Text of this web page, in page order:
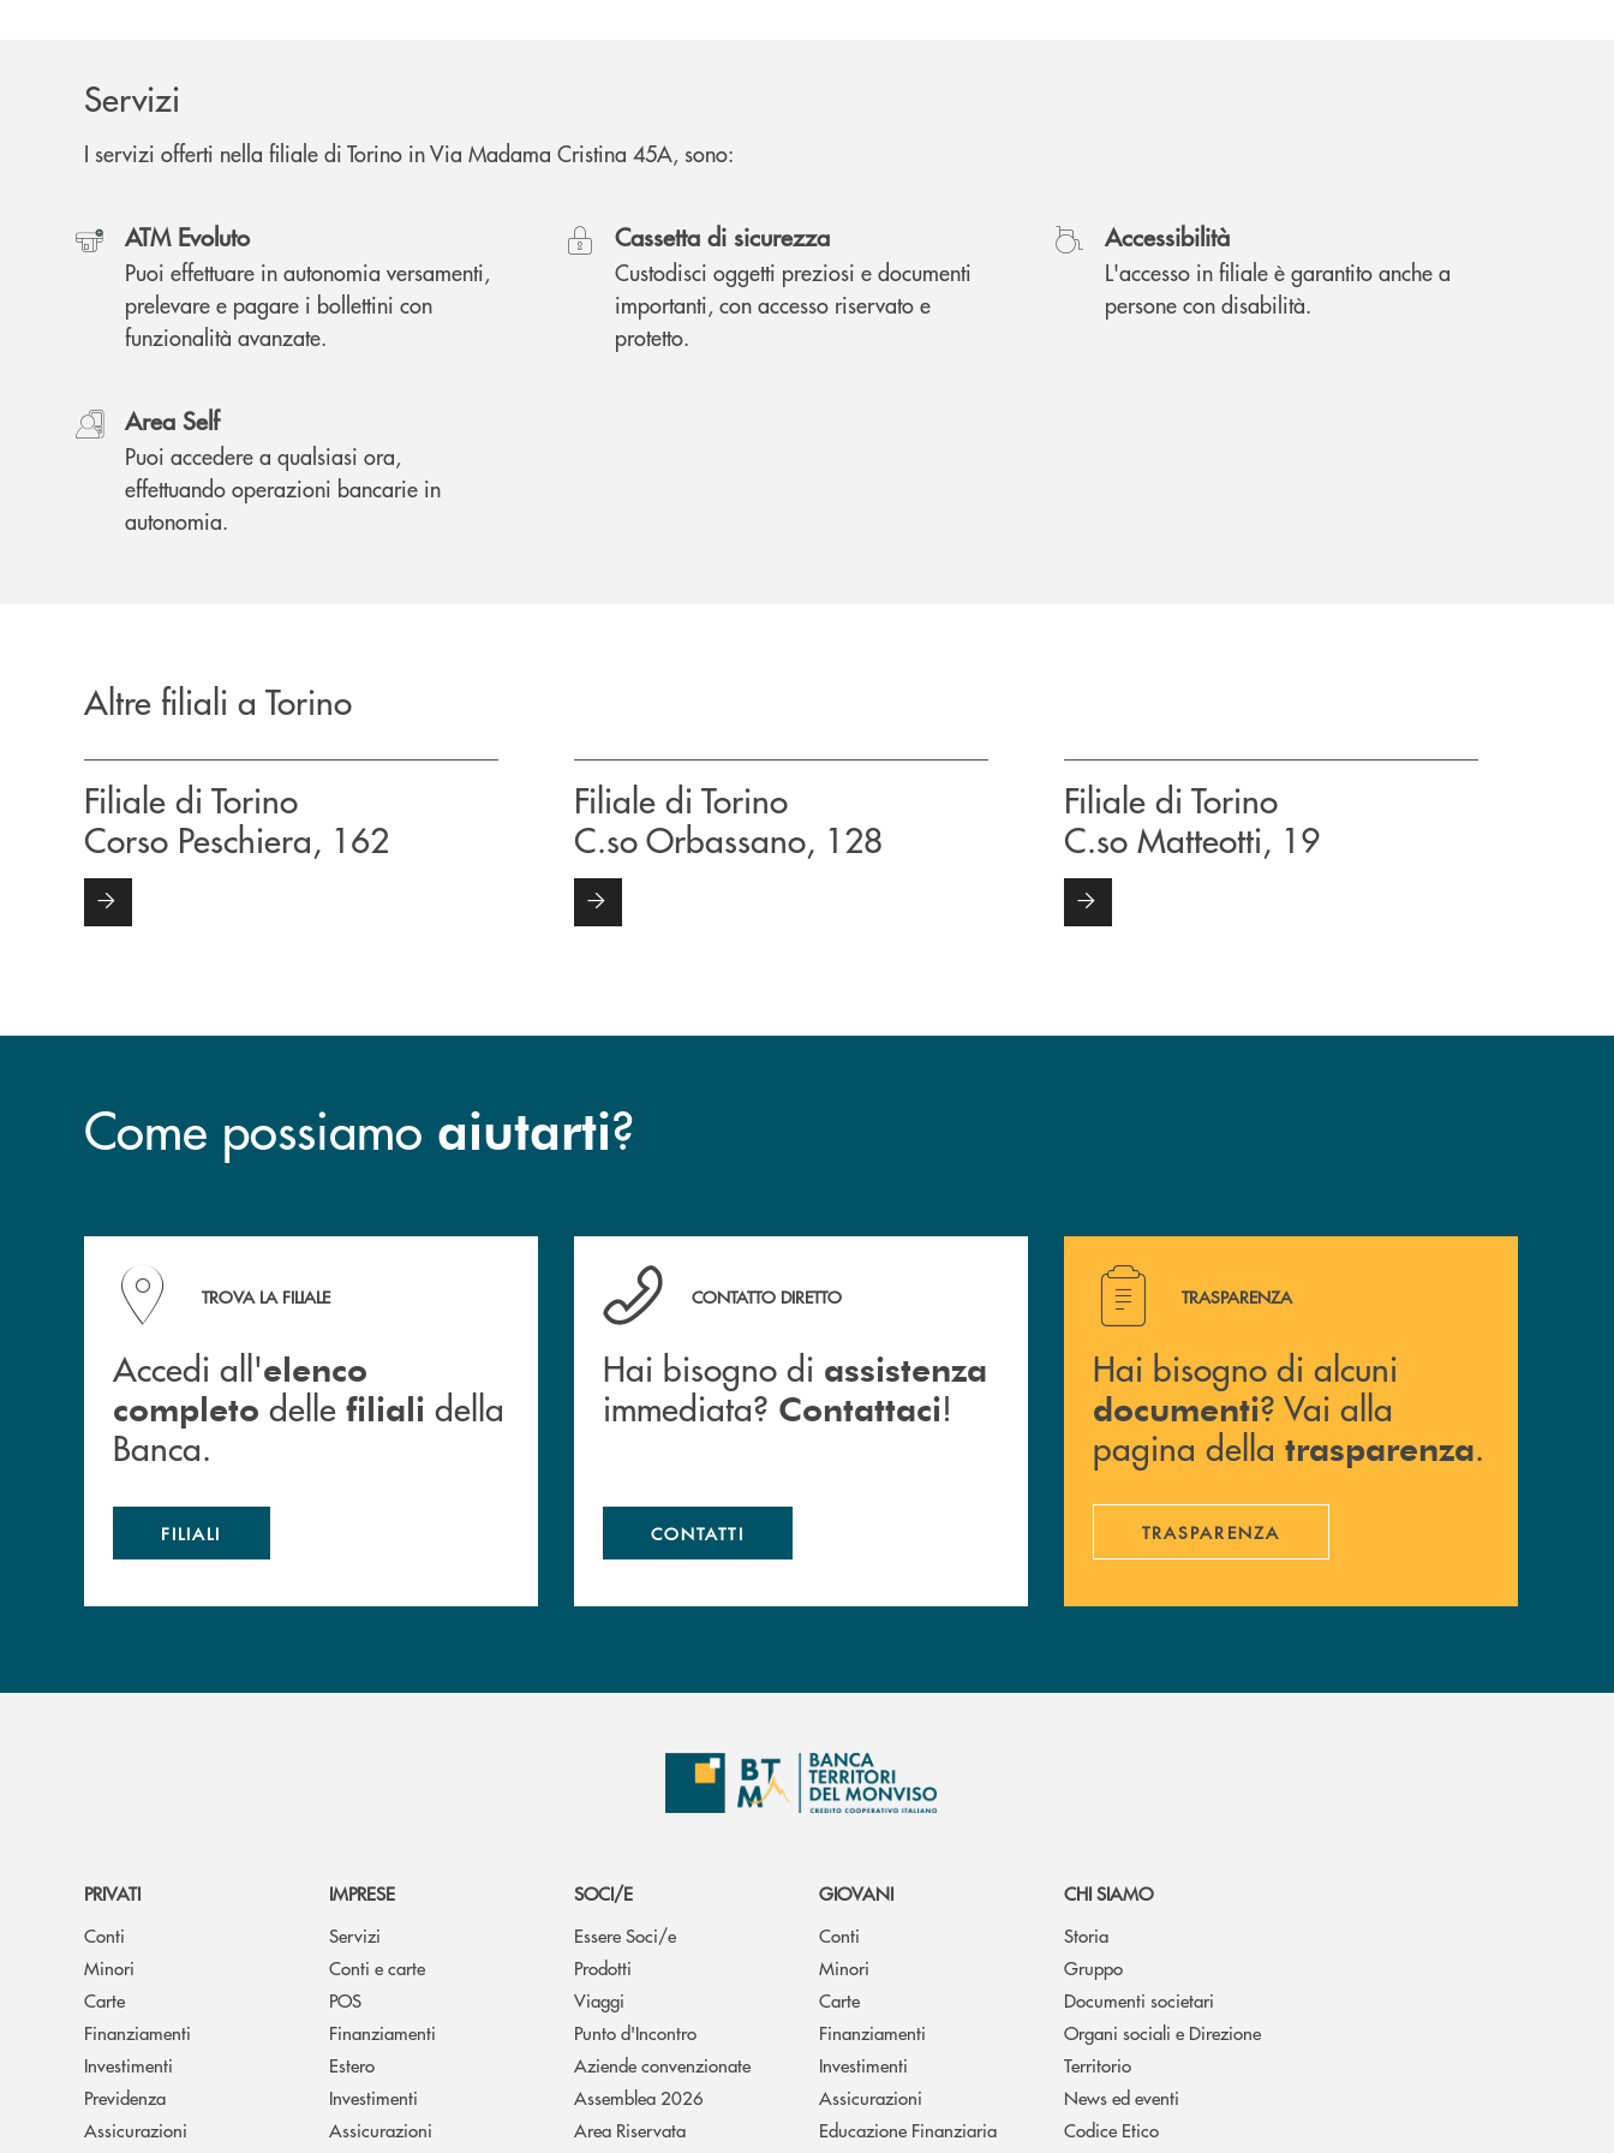
Servizi
I servizi offerti nella filiale di Torino in Via Madama Cristina 45A, sono:
ATM Evoluto
Puoi effettuare in autonomia versamenti,
prelevare e pagare i bollettini con
funzionalità avanzate.
Cassetta di sicurezza
Custodisci oggetti preziosi e documenti
importanti, con accesso riservato e
protetto.
Accessibilità
L'accesso in filiale è garantito anche a
persone con disabilità.
Area Self
Puoi accedere a qualsiasi ora,
effettuando operazioni bancarie in
autonomia.
Altre filiali a Torino
Filiale di Torino
Corso Peschiera, 162
Filiale di Torino
C.so Orbassano, 128
Filiale di Torino
C.so Matteotti, 19
Come possiamo aiutarti?
Accedi all' elenco completo delle filiali della Banca.
TROVA LA FILIALE
Accedi all'elenco
completo delle filiali della
Banca.
FILIALI
Hai bisogno di assistenza immediata? Contattaci !
CONTATTO DIRETTO
Hai bisogno di assistenza
immediata? Contattaci!
CONTATTI
Hai bisogno di alcuni documenti ? Vai alla pagina della
TRASPARENZA
Hai bisogno di alcuni
documenti? Vai alla
pagina della trasparenza.
TRASPARENZA
PRIVATI
Conti
Minori
Carte
Finanziamenti
Investimenti
Previdenza
Assicurazioni
IMPRESE
Servizi
Conti e carte
POS
Finanziamenti
Estero
Investimenti
Assicurazioni
SOCI/E
Essere Soci/e
Prodotti
Viaggi
Punto d'Incontro
Aziende convenzionate
Assemblea 2026
Area Riservata
GIOVANI
Conti
Minori
Carte
Finanziamenti
Investimenti
Assicurazioni
Educazione Finanziaria
CHI SIAMO
Storia
Gruppo
Documenti societari
Organi sociali e Direzione
Territorio
News ed eventi
Codice Etico